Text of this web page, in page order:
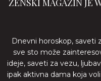
Dnevni horoskop, saveti
sve sto može
ideje, saveti za vezu,
ipak aktivna dama koja